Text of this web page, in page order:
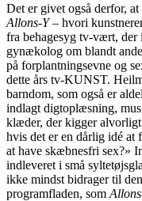
Det er givet også derfor,
Allons-Y– hvori
fra behagesyg tv-vært, der
gynækolog om blandt
på forplantningsevne og
dette års tv-KUNST.
barndom, som også er
indlagt digtoplæsning,
klæder, der kigger
hvis det er en dårlig idé
at have skæbnesfri sex?»
indleveret i små
ikke mindst bidrager til
programfladen, som